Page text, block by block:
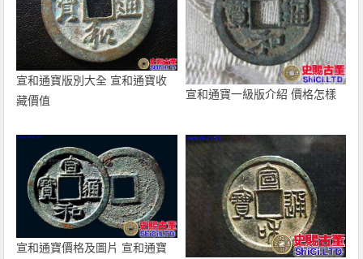
宣和通寶版別大全 宣和通寶收
藏價值
宣和通寶一級版介紹 價格怎樣
宣和通寶價格及圖片 宣和通寶